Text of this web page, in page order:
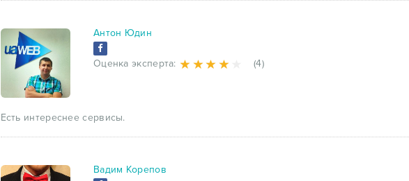
Антон Юдин
Оценка эксперта: (4)
Есть интереснее сервисы.
Вадим Корепов